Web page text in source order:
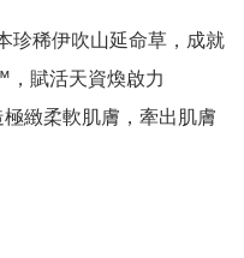
珍稀伊吹山延命草，成就
賦活天資煥啟力
緻柔軟肌膚，牽出肌膚